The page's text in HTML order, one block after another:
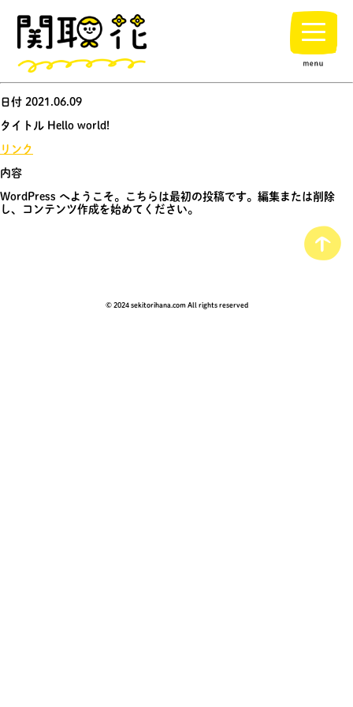
日付 2021.06.09
タイトル Hello world!
リンク
内容
WordPress へようこそ。こちらは最初の投稿です。編集または削除
し、コンテンツ作成を始めてください。
© 2024 sekitorihana.com All rights reserved